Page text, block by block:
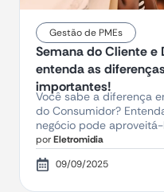
Gestão de PMEs
Semana do Cliente e
entenda as
importantes!
Você sabe a diferença
do Consumidor?
negócio pode
porEletromidia
09/09/2025